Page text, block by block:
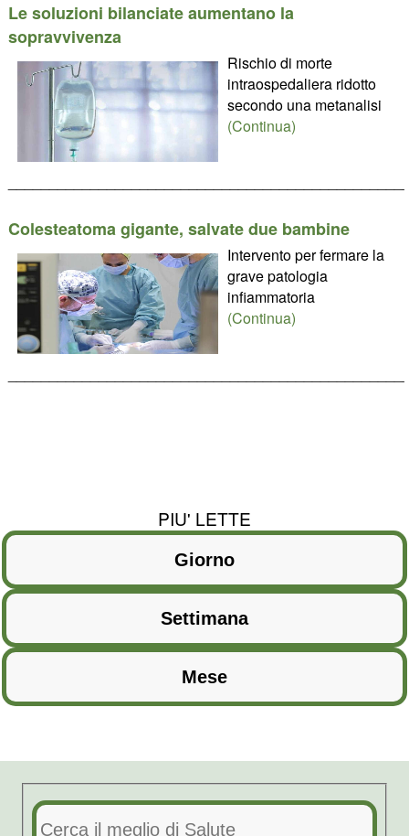
Le soluzioni bilanciate aumentano la
sopravvivenza
Rischio di morte
intraospedaliera ridotto
secondo una metanalisi
(Continua)
Colesteatoma gigante, salvate due bambine
Intervento per fermare la
grave patologia
infiammatoria
(Continua)
PIU' LETTE